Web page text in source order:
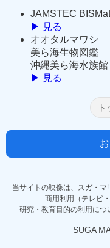
JAMSTEC
▶ 見る
オオタルマワシ
美ら海生物図鑑
沖縄美ら海水族館
▶ 見る
当サイトの映像は、スガ・マ
商用利用（テレビ
研究・教育目的の利用につ
SUGA